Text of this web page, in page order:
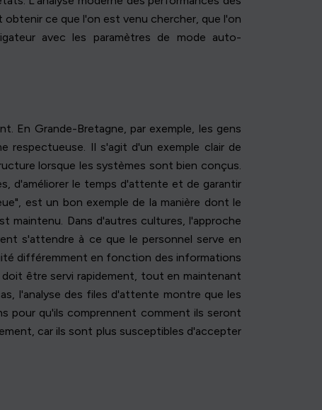
ce que l'on est venu chercher, que l'on
avec les paramètres de mode auto-
En Grande-Bretagne, par exemple, les gens
Il s'agit d'un exemple clair de
lorsque les systèmes sont bien conçus.
d'améliorer le temps d'attente et de garantir
est un bon exemple de la manière dont le
maintenu. Dans d'autres cultures, l'approche
s'attendre à ce que le personnel serve en
différemment en fonction des informations
être servi rapidement, tout en maintenant
l'analyse des files d'attente montre que les
pour qu'ils comprennent comment ils seront
car ils sont plus susceptibles d'accepter